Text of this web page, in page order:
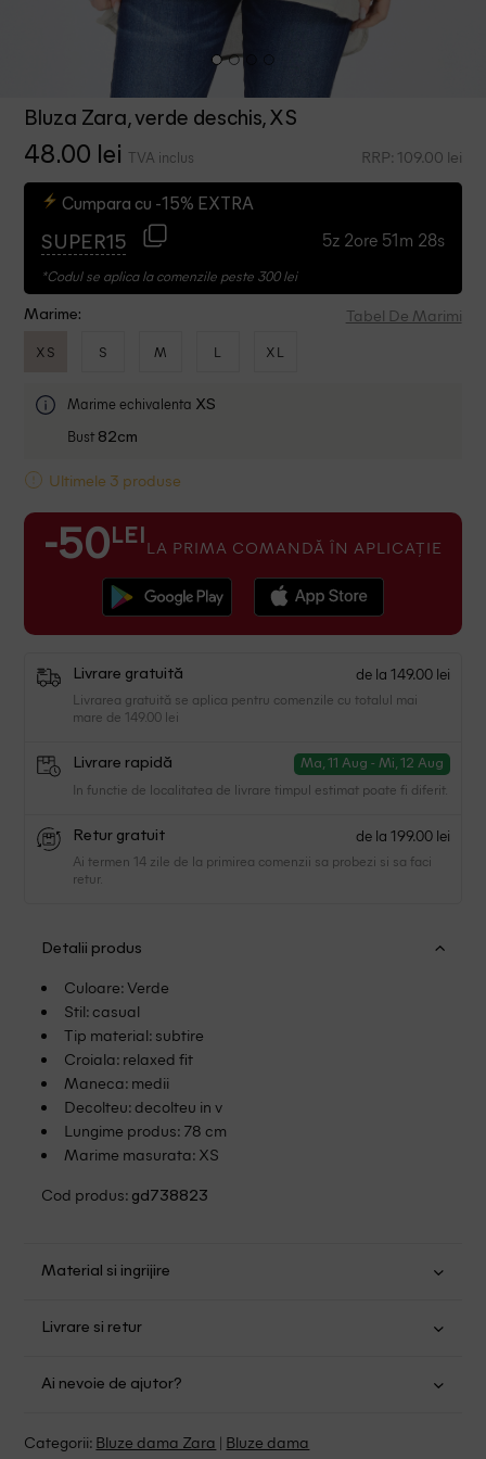
Bluza Zara, verde deschis, XS
48.00 lei TVA inclus RRP: 109.00 lei
Cumpara cu -15% EXTRA
SUPER15 5z 2ore 51m 27s
*Codul se aplica la comenzile peste 300 lei
Marime: Tabel De Marimi
XS S M L XL
Marime echivalenta XS
Bust 82cm
Ultimele 3 produse
-50 LEI LA PRIMA COMANDĂ ÎN APLICAȚIE
Livrare gratuită de la 149.00 lei
Livrarea gratuită se aplica pentru comenzile cu totalul mai
mare de 149.00 lei
Livrare rapidă Ma, 11 Aug - Mi, 12 Aug
In functie de localitatea de livrare timpul estimat poate fi diferit.
Retur gratuit de la 199.00 lei
Ai termen 14 zile de la primirea comenzii sa probezi si sa faci
retur.
Detalii produs
Culoare: Verde
Stil: casual
Tip material: subtire
Croiala: relaxed fit
Maneca: medii
Decolteu: decolteu in v
Lungime produs: 78 cm
Marime masurata: XS
Cod produs: gd738823
Material si ingrijire
Nu folositi inalbitor
Nu uscati in uscator
Fara curatare chimica
Livrare si retur
mare de 149.00 lei.
Ai nevoie de ajutor?
Categorii: Bluze dama Zara | Bluze dama